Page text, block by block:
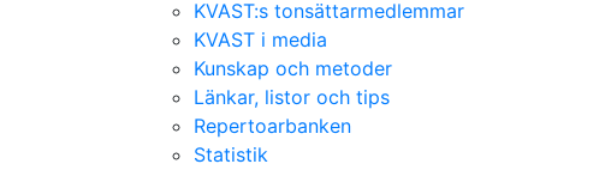
KVAST:s tonsättarmedlemmar
KVAST i media
Kunskap och metoder
Länkar, listor och tips
Repertoarbanken
Statistik